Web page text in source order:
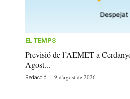
EL TEMPS
Previsió de l’AEMET a
Agost...
Redacció - 9 d'agost de 2026